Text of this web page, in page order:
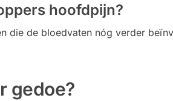
hoofdpijn?
die de bloedvaten nóg verder
gedoe?